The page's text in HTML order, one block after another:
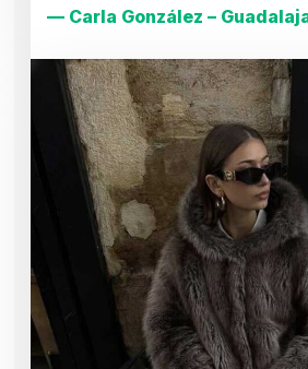
— Carla González –